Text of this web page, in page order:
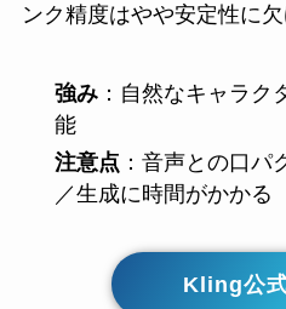
ンク精度はやや安定性に
強み：自然なキャラク
能
注意点 ：音声との口パ
／生成に時間がかかる
Kling公